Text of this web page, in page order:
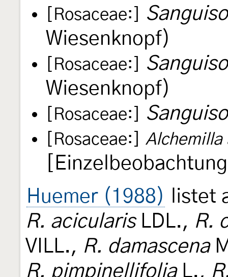
[Rosaceae:]
Wiesenknopf)
[Rosaceae:]
Wiesenknopf)
[Rosaceae:]
[Rosaceae:] Alchemilla
Huemer (1988)
listet
R. acicularisLDL., R.
VILL., R. damascena
R. pimpinellifoliaL.,